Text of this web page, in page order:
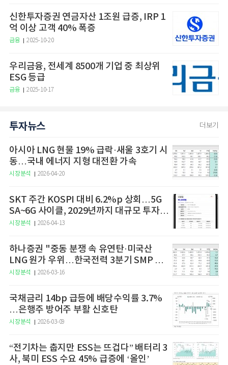
신한투자증권 연금자산 1조원 급증, IRP 1
억 이상 고객 40% 폭증
금융 2025-10-20
우리금융, 전세계 8500개 기업 중 최상위
ESG 등급
금융 2025-10-17
투자뉴스 더보기
아시아 LNG 현물 19% 급락·새울 3호기 시
동…국내 에너지 지형 대전환 가속
시장분석 2026-04-20
SKT 주간 KOSPI 대비 6.2%p 상회…5G
SA~6G 사이클, 2029년까지 대규모 투자
예고
시장분석 2026-04-13
하나증권 "중동 분쟁 속 유연탄·미국산
LNG 원가 우위…한국전력 3분기 SMP 상
승 전망"
시장분석 2026-03-16
국채금리 14bp 급등에 배당수익률 3.7%
…은행주 방어주 부활 신호탄
시장분석 2026-03-09
“전기차는 춥지만 ESS는 뜨겁다” 배터리 3
사, 북미 ESS 수요 45% 급증에 ‘올인’